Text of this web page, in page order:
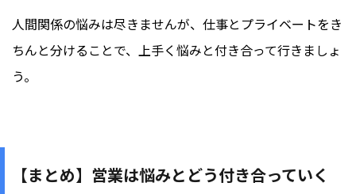
人間関係の悩みは尽きませんが、仕事とプライベートをき
ちんと分けることで、上手く悩みと付き合って行きましょ
う。
【まとめ】営業は悩みとどう付き合っていく